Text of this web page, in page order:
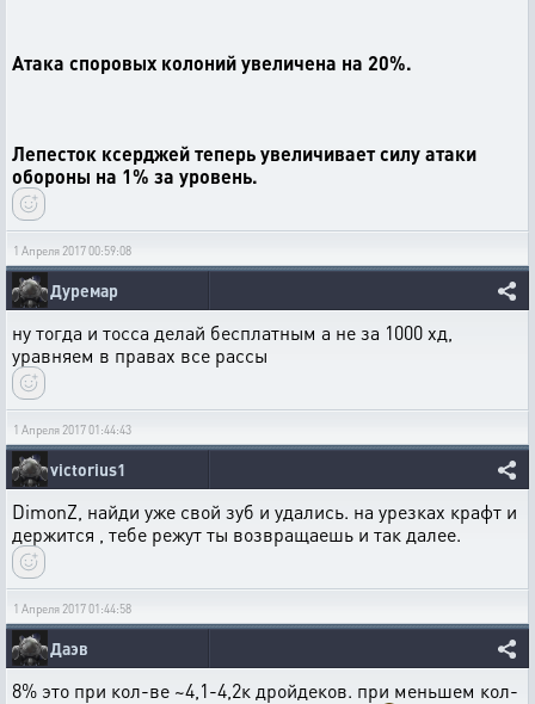
Атака споровых колоний увеличена на 20%.
Лепесток ксерджей теперь увеличивает силу атаки
обороны на 1% за уровень.
1 Апреля 2017 00:59:08
Дуремар
ну тогда и тосса делай бесплатным а не за 1000 хд,
уравняем в правах все рассы
1 Апреля 2017 01:44:43
victorius1
DimonZ, найди уже свой зуб и удались. на урезках крафт и
держится , тебе режут ты возвращаешь и так далее.
1 Апреля 2017 01:44:58
Даэв
8% это при кол-ве ~4,1-4,2к дройдеков. при меньшем кол-